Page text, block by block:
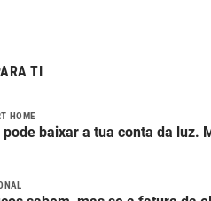
TI
HOME
pode baixar a tua conta da luz.